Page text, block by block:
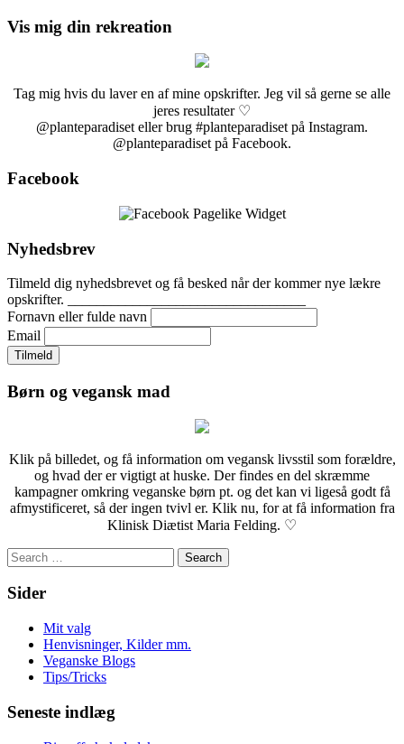
Vis mig din rekreation
Tag mig hvis du laver en af mine opskrifter. Jeg vil så gerne se alle
jeres resultater ♡
@planteparadiset eller brug #planteparadiset på Instagram.
@planteparadiset på Facebook.
Facebook
Nyhedsbrev
Tilmeld dig nyhedsbrevet og få besked når der kommer nye lækre
opskrifter. _________________________________
Fornavn eller fulde navn
Email
Børn og vegansk mad
Klik på billedet, og få information om vegansk livsstil som forældre,
og hvad der er vigtigt at huske. Der findes en del skræmme
kampagner omkring veganske børn pt. og det kan vi ligeså godt få
afmystificeret, så der ingen tvivl er. Klik nu, for at få information fra
Klinisk Diætist Maria Felding. ♡
Search
for:
Sider
Mit valg
Henvisninger, Kilder mm.
Veganske Blogs
Tips/Tricks
Seneste indlæg